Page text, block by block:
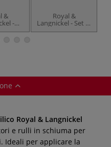
&
-
in
Royal &
Langnickel - Set di
12 pennelli in
Royal & Langnickel
e rulli in schiuma per
Ideali per applicare la